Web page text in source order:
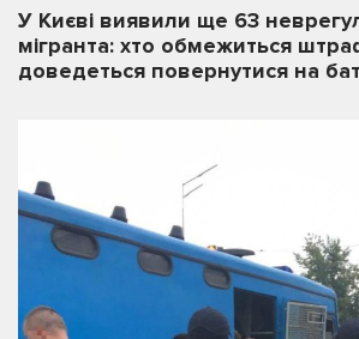
У Києві виявили ще 63
мігранта: хто обмежиться
доведеться повернутися на